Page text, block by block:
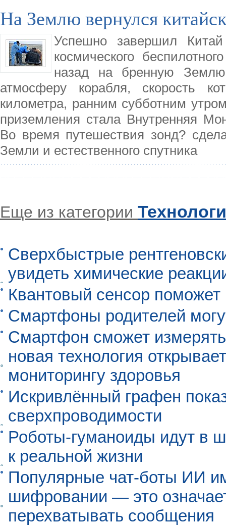
На Землю вернулся
Успешно завершил
космического
назад на бренную
атмосферу корабля, скорость
километра, ранним субботним
приземления стала Внутренняя
Во время путешествия зонд?
Земли и естественного спутника
Еще из категории
Сверхбыстрые
увидеть химические
Квантовый сенсор
Смартфоны родителей
Смартфон сможет
новая технология
мониторингу здоровья
Искривлённый графен
сверхпроводимости
Роботы-гуманоиды идут в
к реальной жизни
Популярные чат-боты ИИ
шифровании — это
перехватывать сообщения